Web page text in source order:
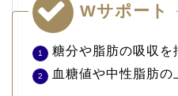
Wサポート
糖分や脂肪の吸収を
血糖値や中性脂肪の